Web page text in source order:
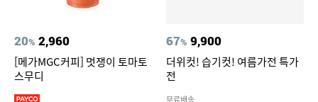
20% 2,960
[메가MGC커피] 멋쟁이 토마토
스무디
67% 9,900
더위컷! 습기컷! 여름가전 특가
전
무료배송